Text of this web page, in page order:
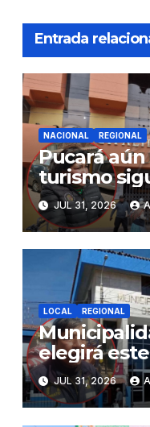
Entrada
NACIONAL REGIONAL
Pucará aún
turismo
alcaldesa
Gobierno
paralizadas
JUL 31, 2026
LOCAL REGIONAL
elegirá
de
Trabajo
JUL 31, 2026